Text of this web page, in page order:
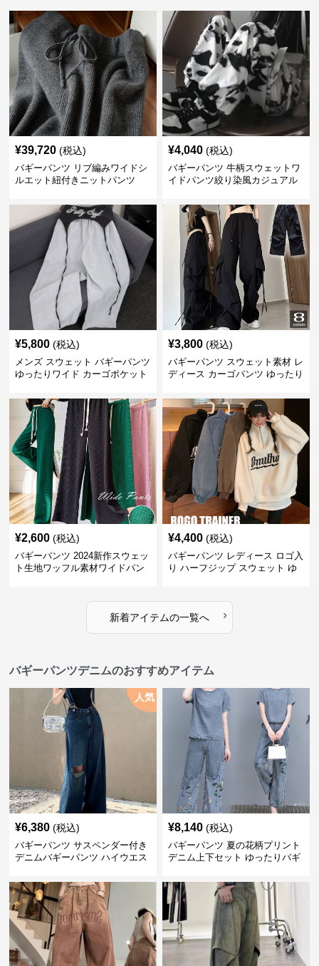
¥39,720 (税込)
バギーパンツ リブ編みワイドシ
ルエット紐付きニットパンツ
¥4,040 (税込)
バギーパンツ 牛柄スウェットワ
イドパンツ絞り染風カジュアル
¥5,800 (税込)
メンズ スウェット バギーパンツ
ゆったりワイド カーゴポケット
¥3,800 (税込)
バギーパンツ スウェット素材 レ
ディース カーゴパンツ ゆったり
¥2,600 (税込)
バギーパンツ 2024新作スウェッ
ト生地ワッフル素材ワイドパン
¥4,400 (税込)
バギーパンツ レディース ロゴ入
り ハーフジップ スウェット ゆ
新着アイテムの一覧へ ›
バギーパンツデニムのおすすめアイテム
人気
¥6,380 (税込)
バギーパンツ サスペンダー付き
デニムバギーパンツ ハイウエス
¥8,140 (税込)
バギーパンツ 夏の花柄プリント
デニム上下セット ゆったりバギ